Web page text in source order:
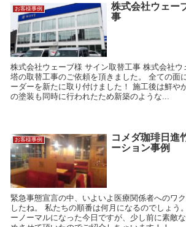
お客様事例
株式会社ウェー
事
株式会社ウェーブ様 サイン取替工事 株式会社
塔の取替工事のご依頼を頂きました。 全ての面
ーダーを新たに取り付けました！ 施工後は鮮や
の塗装も同時に行われたため新築のような...
お客様事例
コメダ珈琲日進
ーション事例
緊急事態宣言の中、いよいよ医療関係者へのワ
したね。 私たちの順番は何月になるのでしょう
ーノーマルになった今日ですが、少し前に素敵